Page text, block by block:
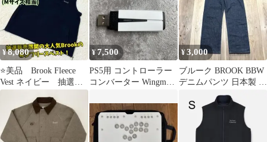
¥8,080
⭐美品 Brook Fleece
Vest ネイビー 抽選販
売 2号 M 希少
¥7,500
PS5用 コントローラー
コンバーター Wingman
¥3,000
ブルーク BROOK BBW
デニムパンツ 日本製 サ